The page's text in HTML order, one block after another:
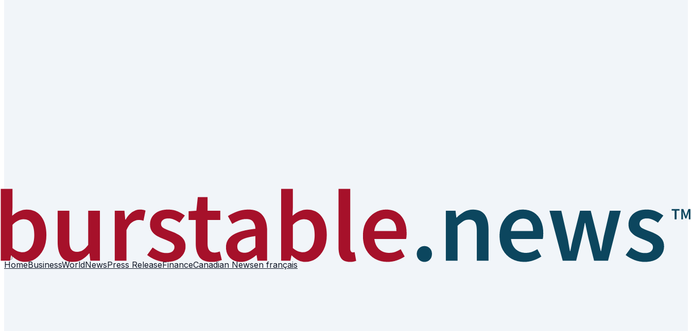
HomeBusinessWorldNewsPress ReleaseFinanceCanadian Newsen français